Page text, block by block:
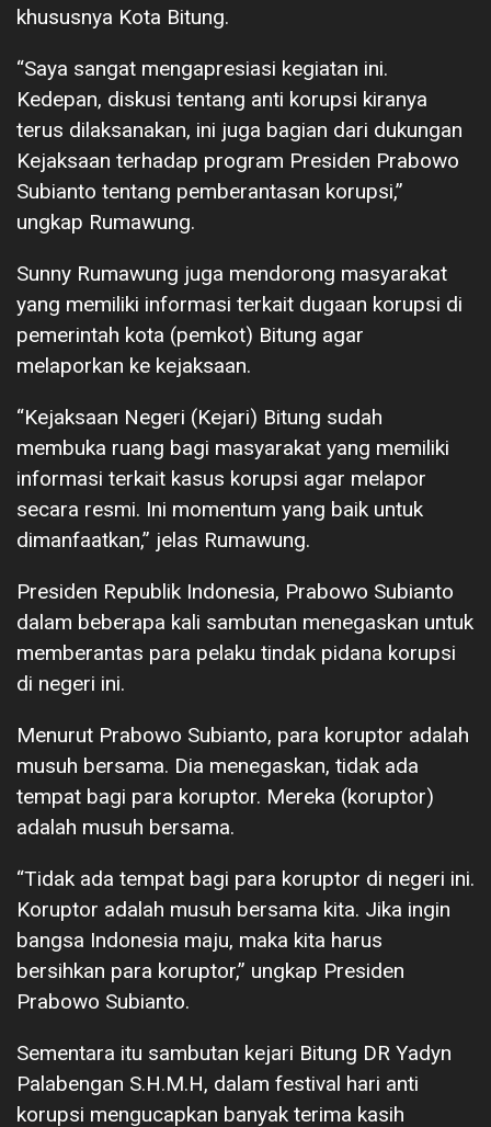
khususnya Kota Bitung.
“Saya sangat mengapresiasi kegiatan ini.
Kedepan, diskusi tentang anti korupsi kiranya
terus dilaksanakan, ini juga bagian dari dukungan
Kejaksaan terhadap program Presiden Prabowo
Subianto tentang pemberantasan korupsi,”
ungkap Rumawung.
Sunny Rumawung juga mendorong masyarakat
yang memiliki informasi terkait dugaan korupsi di
pemerintah kota (pemkot) Bitung agar
melaporkan ke kejaksaan.
“Kejaksaan Negeri (Kejari) Bitung sudah
membuka ruang bagi masyarakat yang memiliki
informasi terkait kasus korupsi agar melapor
secara resmi. Ini momentum yang baik untuk
dimanfaatkan,” jelas Rumawung.
Presiden Republik Indonesia, Prabowo Subianto
dalam beberapa kali sambutan menegaskan untuk
memberantas para pelaku tindak pidana korupsi
di negeri ini.
Menurut Prabowo Subianto, para koruptor adalah
musuh bersama. Dia menegaskan, tidak ada
tempat bagi para koruptor. Mereka (koruptor)
adalah musuh bersama.
“Tidak ada tempat bagi para koruptor di negeri ini.
Koruptor adalah musuh bersama kita. Jika ingin
bangsa Indonesia maju, maka kita harus
bersihkan para koruptor,” ungkap Presiden
Prabowo Subianto.
Sementara itu sambutan kejari Bitung DR Yadyn
Palabengan S.H.M.H, dalam festival hari anti
korupsi mengucapkan banyak terima kasih